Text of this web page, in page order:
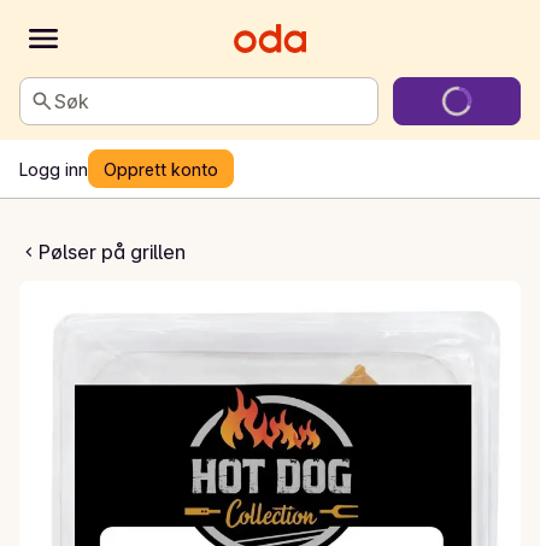
Søk
Logg inn Opprett konto
Pølser på grillen
BBQ pølse